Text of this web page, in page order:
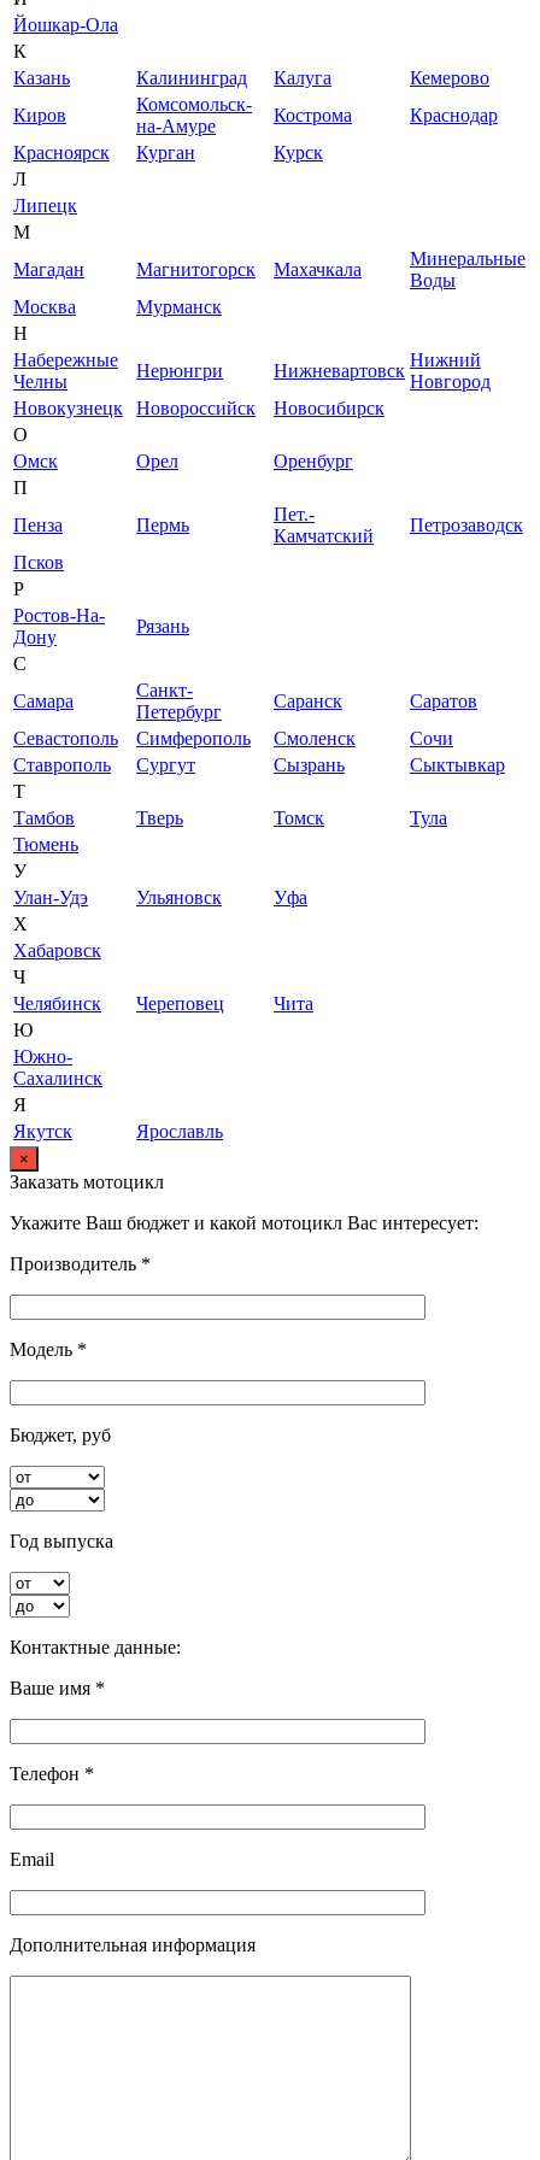
Йошкар-Ола
К
Казань
Калининград Калуга
Кемерово
Киров
Комсомольск-
на-Амуре
Кострома
Краснодар
Красноярск
Курган
Курск
Л
Липецк
М
Магадан
Магнитогорск Махачкала
Минеральные
Воды
Москва
Мурманск
Н
Набережные
Челны
Нерюнгри Нижневартовск
Нижний
Новгород
Новокузнецк
Новороссийск
Новосибирск
О
Омск
Орел
Оренбург
П
Пенза
Пермь
Пет.-
Камчатский
Петрозаводск
Псков
Р
Ростов-На-
Дону
Рязань
С
Самара
Санкт-
Петербург
Саранск
Саратов
Севастополь
Симферополь Смоленск
Сочи
Ставрополь
Сургут Сызрань
Сыктывкар
Т
Тамбов
Тверь Томск
Тула
Тюмень
У
Улан-Удэ
Ульяновск
Уфа
Х
Хабаровск
Ч
Челябинск
Череповец
Чита
Ю
Южно-
Сахалинск
Я
Якутск
Ярославль
×
Заказать мотоцикл
Укажите Ваш бюджет и какой мотоцикл Вас интересует:
Производитель *
Модель *
Бюджет, руб
Год выпуска
Контактные данные:
Ваше имя *
Телефон *
Email
Дополнительная информация